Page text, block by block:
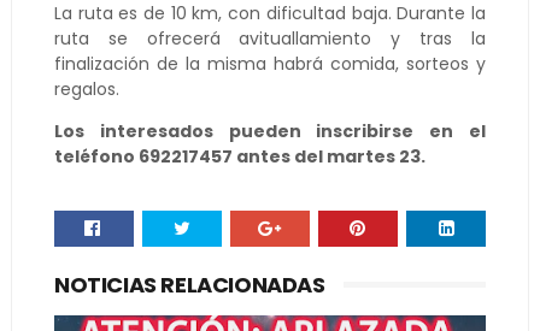
La ruta es de 10 km, con dificultad baja. Durante la
ruta se ofrecerá avituallamiento y tras la
finalización de la misma habrá comida, sorteos y
regalos.
Los interesados pueden inscribirse en el
teléfono 692217457 antes del martes 23.
NOTICIAS RELACIONADAS